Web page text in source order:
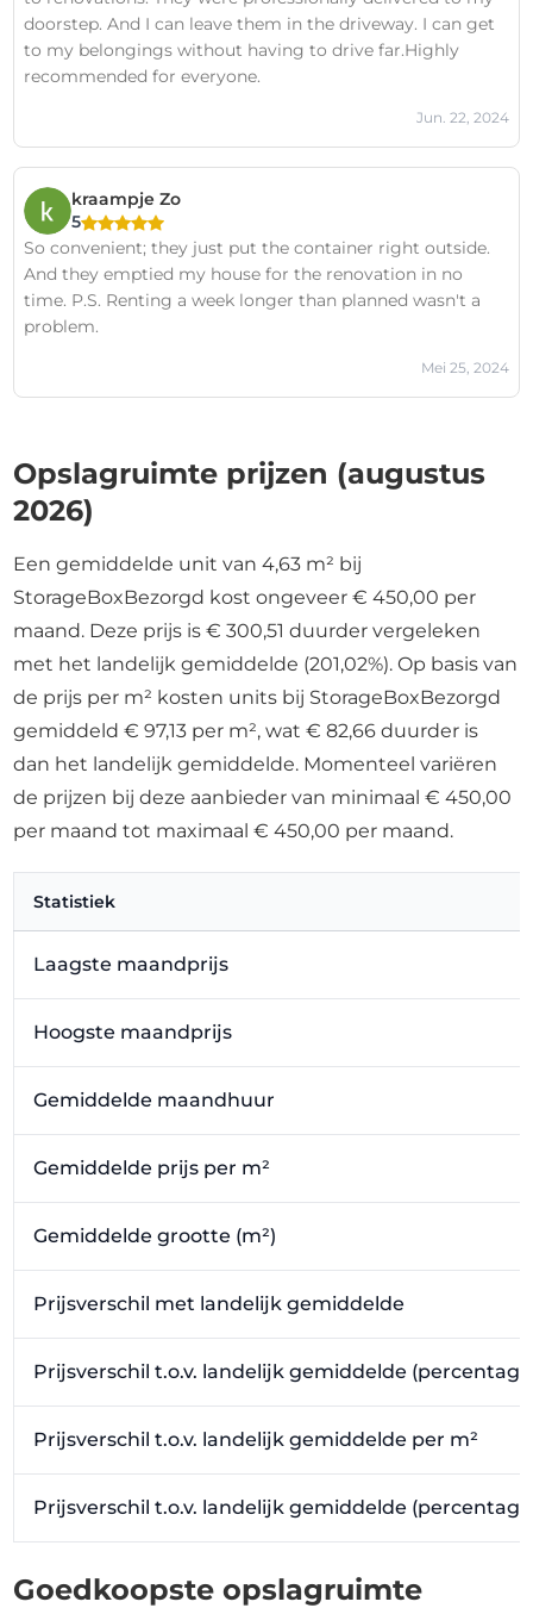
doorstep. And I can leave them in the driveway. I can get
to my belongings without having to drive far.Highly
recommended for everyone.
Jun. 22, 2024
kraampje Zo
5
So convenient; they just put the container right outside.
And they emptied my house for the renovation in no
time. P.S. Renting a week longer than planned wasn't a
problem.
Mei 25, 2024
Opslagruimte prijzen (augustus
2026)
Een gemiddelde unit van 4,63 m² bij
StorageBoxBezorgd kost ongeveer € 450,00 per
maand. Deze prijs is € 300,51 duurder vergeleken
met het landelijk gemiddelde (201,02%). Op basis van
de prijs per m² kosten units bij StorageBoxBezorgd
gemiddeld € 97,13 per m², wat € 82,66 duurder is
dan het landelijk gemiddelde. Momenteel variëren
de prijzen bij deze aanbieder van minimaal € 450,00
per maand tot maximaal € 450,00 per maand.
Statistiek
Laagste maandprijs
Hoogste maandprijs
Gemiddelde maandhuur
Gemiddelde prijs per m²
Gemiddelde grootte (m²)
Prijsverschil met landelijk gemiddelde
Prijsverschil t.o.v. landelijk gemiddelde
Prijsverschil t.o.v. landelijk gemiddelde per m²
Prijsverschil t.o.v. landelijk gemiddelde
Goedkoopste opslagruimte